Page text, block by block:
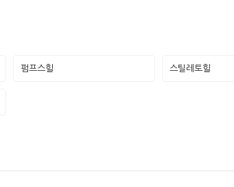
펌프스힐 스틸레토힐